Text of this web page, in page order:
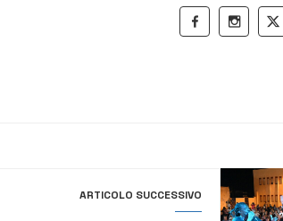
ARTICOLO SUCCESSIVO